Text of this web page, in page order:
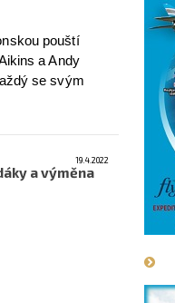
pouští
a Andy
se svým
19.4.2022
a výměna